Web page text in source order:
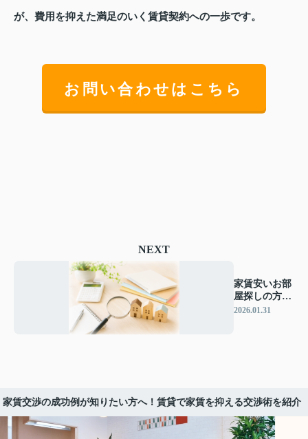
が、費用を抑えた満足のいく賃貸契約への一歩です。
お問い合わせはこちら
NEXT
家賃安いお部
屋探しの方法
とは？ポイン
2026.01.31
家賃交渉の成功例が知りたい方へ！賃貸で家賃を抑える交渉術を紹介